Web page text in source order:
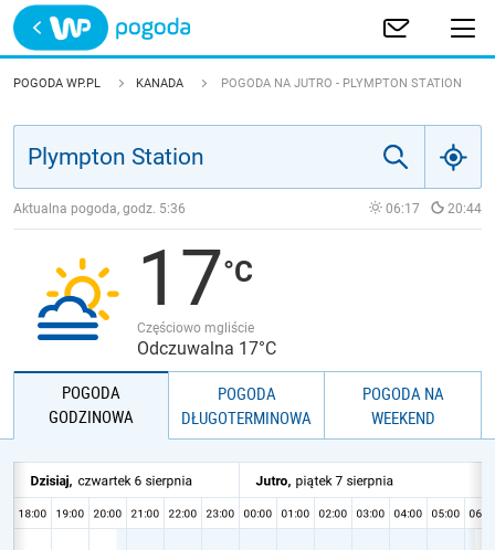
Trwa ładowanie
POLSKA
JAKOŚĆ POWIETRZA
POGODA WP.PL KANADA POGODA NA JUTRO - PLYMPTON STATION
Aktualna pogoda, godz. 5:36 06:17 20:44
17
Częściowo mgliście
Odczuwalna 17°C
POGODA
GODZINOWA
POGODA
DŁUGOTERMINOWA
POGODA NA
WEEKEND